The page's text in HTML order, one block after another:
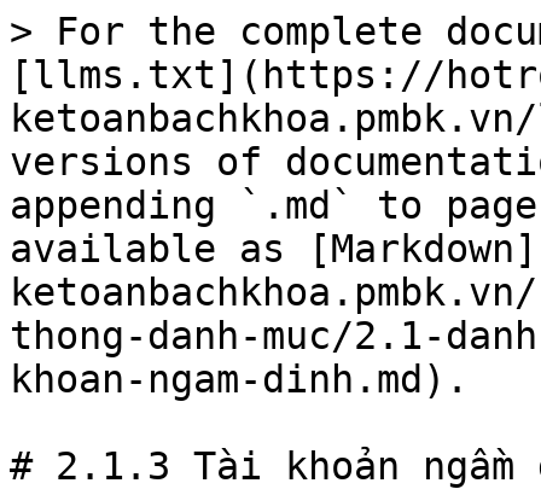
> For the complete
[llms.txt](https://
versions of
appending `.md` to
available as
thong-danh-muc/2.1-
khoan-ngam-dinh.md).
# 2.1.3 Tài khoản ngầm